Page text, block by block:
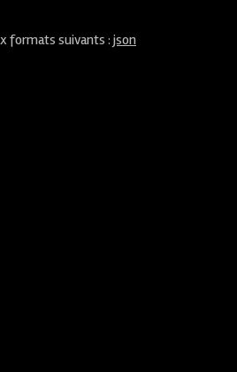
formats suivants :json